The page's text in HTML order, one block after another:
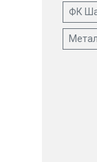
ФК